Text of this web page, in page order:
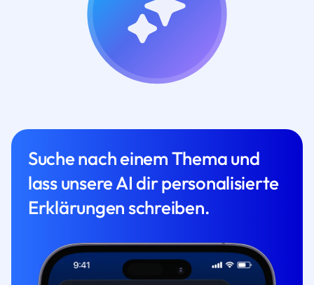
Suche nach einem Thema und
lass unsere AI dir personalisierte
Erklärungen schreiben.